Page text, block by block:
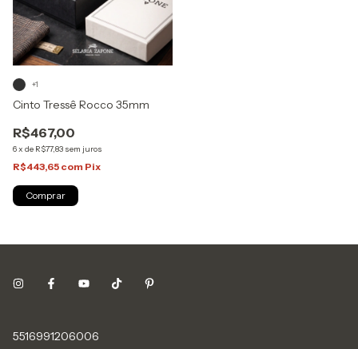
Cinto Tressê Rocco 35mm
R$467,00
6x de R$77,83 sem juros
R$443,65 com Pix
+1
Comprar
5516991206006